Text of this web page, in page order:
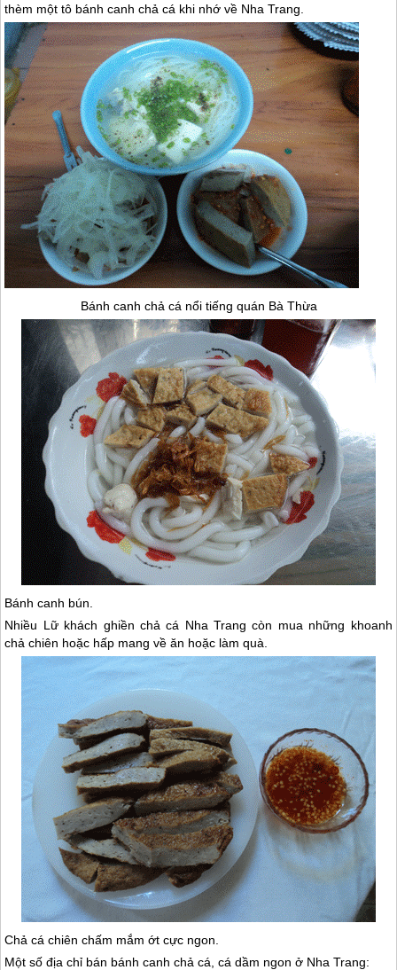
thèm một tô bánh canh chả cá khi nhớ về Nha Trang
Bánh canh chả cá nổi tiếng quán Bà Thừa
Bánh canh bún.
Nhiều Lữ khách ghiền chả cá Nha Trang còn mua những khoanh
chả chiên hoặc hấp mang về ăn hoặc làm quà.
Chả cá chiên chấm mắm ớt cực ngon.
Một số địa chỉ bán bánh canh chả cá, cá dầm ngon ở Nha Trang: